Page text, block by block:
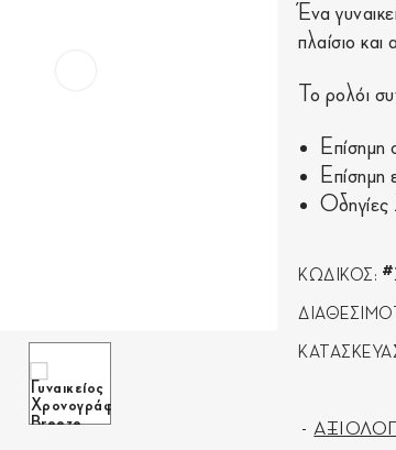
Ένα
πλαίσιο
Το ρολόι
Επίσημη
Επίσημη
ΚΩΔΙΚΟΣ: